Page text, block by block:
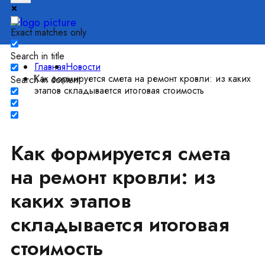
Exact matches only
Search in title
Search in content
ГлавнаяНовости
Как формируется смета на ремонт кровли: из каких
этапов складывается итоговая стоимость
Как формируется смета
на ремонт кровли: из
каких этапов
складывается итоговая
стоимость